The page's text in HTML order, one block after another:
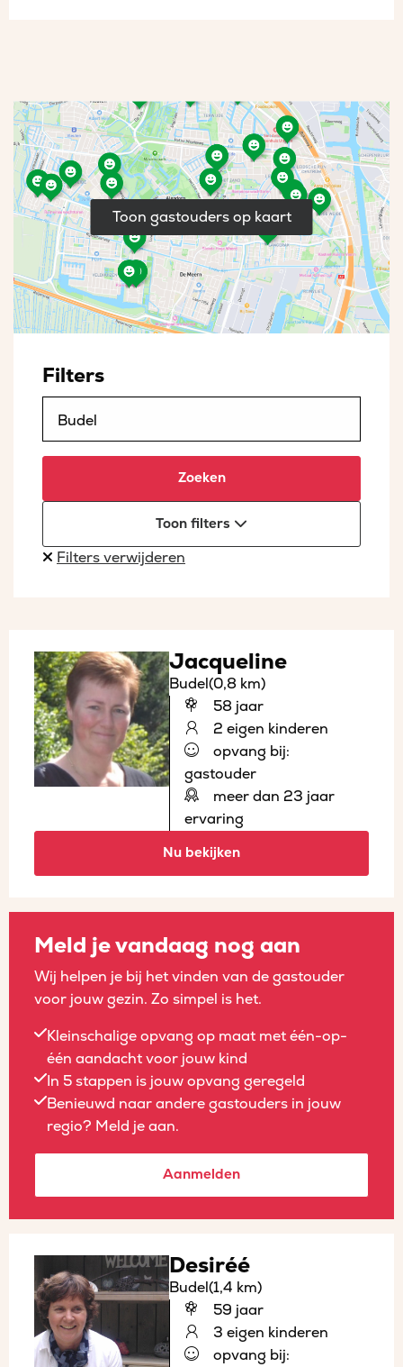
Toon gastouders op kaart
Filters
Zoeken
Toon filters
Filters verwijderen
Jacqueline
Budel(0,8 km)
58 jaar
2 eigen kinderen
opvang bij:
gastouder
meer dan 23 jaar
ervaring
Nu bekijken
Meld je vandaag nog aan
Wij helpen je bij het vinden van de gastouder
voor jouw gezin. Zo simpel is het.
Kleinschalige opvang op maat met één-op-
één aandacht voor jouw kind
In 5 stappen is jouw opvang geregeld
Benieuwd naar andere gastouders in jouw
regio? Meld je aan.
Aanmelden
Desiréé
Budel(1,4 km)
59 jaar
3 eigen kinderen
opvang bij: